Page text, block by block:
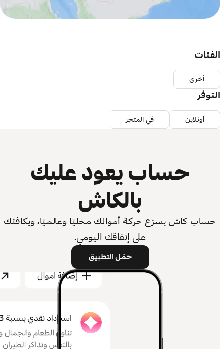
الفئات
أخرى
التوفر
أونلاين في المتجر
حساب يعود عليك
بالكاش
حساب كاش يسرّع حركة أموالك محليًا وعالميًا، ويكافئك
على إنفاقك اليومي.
حمّل التطبيق